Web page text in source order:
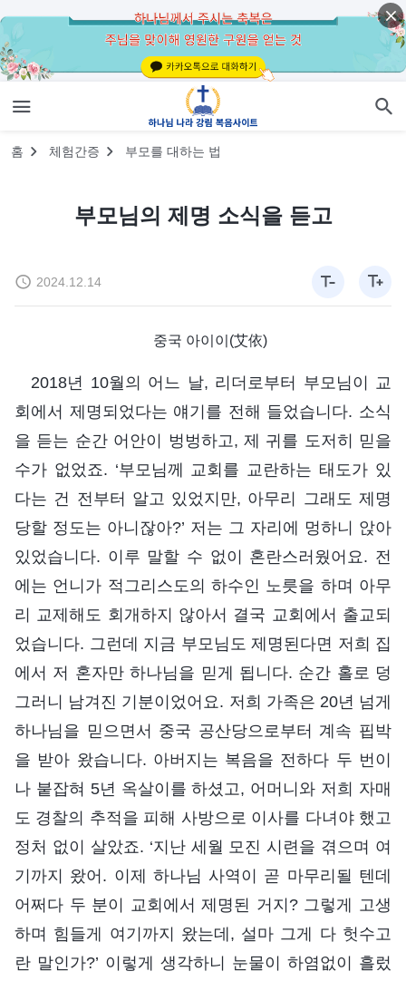
홈 체험간증 부모를 대하는 법
부모님의 제명 소식을 듣고
2024.12.14
중국 아이이(艾依)
2018년 10월의 어느 날, 리더로부터 부모님이 교
회에서 제명되었다는 얘기를 전해 들었습니다. 소식
을 듣는 순간 어안이 벙벙하고, 제 귀를 도저히 믿을
수가 없었죠. ‘부모님께 교회를 교란하는 태도가 있
다는 건 전부터 알고 있었지만, 아무리 그래도 제명
당할 정도는 아니잖아?’ 저는 그 자리에 멍하니 앉아
있었습니다. 이루 말할 수 없이 혼란스러웠어요. 전
에는 언니가 적그리스도의 하수인 노릇을 하며 아무
리 교제해도 회개하지 않아서 결국 교회에서 출교되
었습니다. 그런데 지금 부모님도 제명된다면 저희 집
에서 저 혼자만 하나님을 믿게 됩니다. 순간 홀로 덩
그러니 남겨진 기분이었어요. 저희 가족은 20년 넘게
하나님을 믿으면서 중국 공산당으로부터 계속 핍박
을 받아 왔습니다. 아버지는 복음을 전하다 두 번이
나 붙잡혀 5년 옥살이를 하셨고, 어머니와 저희 자매
도 경찰의 추적을 피해 사방으로 이사를 다녀야 했고
정처 없이 살았죠. ‘지난 세월 모진 시련을 겪으며 여
기까지 왔어. 이제 하나님 사역이 곧 마무리될 텐데
어쩌다 두 분이 교회에서 제명된 거지? 그렇게 고생
하며 힘들게 여기까지 왔는데, 설마 그게 다 헛수고
란 말인가?’ 이렇게 생각하니 눈물이 하염없이 흘렀